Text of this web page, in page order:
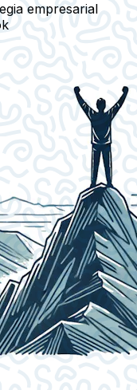
empresarial